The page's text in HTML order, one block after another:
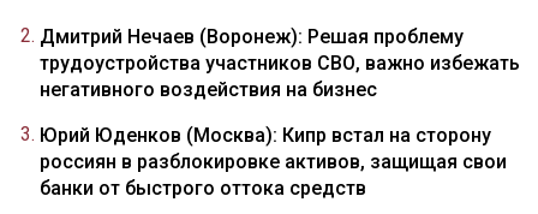
Дмитрий Нечаев (Воронеж): Решая проблему
трудоустройства участников СВО, важно избежать
негативного воздействия на бизнес
Юрий Юденков (Москва): Кипр встал на сторону
россиян в разблокировке активов, защищая свои
банки от быстрого оттока средств